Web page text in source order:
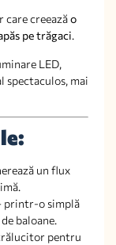
care creeazăo
pe trăgaci.
LED,
spectaculos, mai
un flux
printr-o simplă
baloane.
pentru